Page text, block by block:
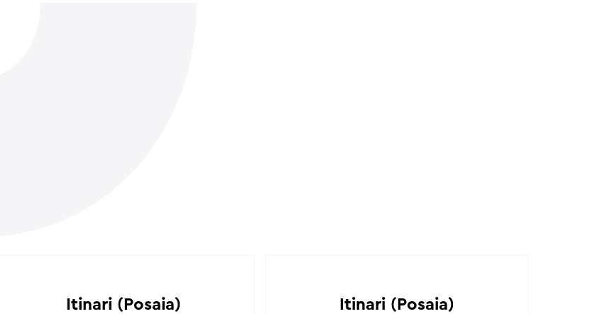
Itinari (Posaia) Itinari (Posaia)